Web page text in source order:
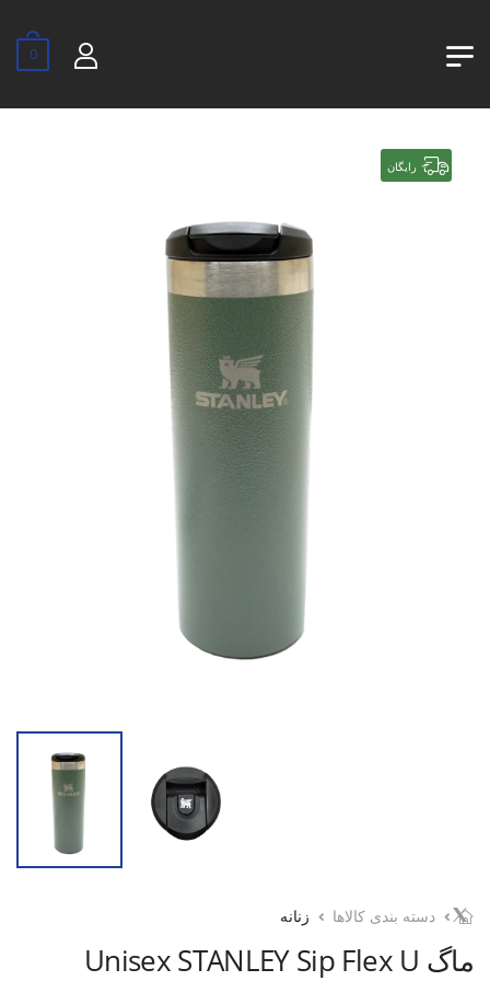
0
رایگان
دسته بندی کالاها زنانه
ماگ Unisex STANLEY Sip Flex U